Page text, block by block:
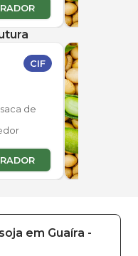
CIF
de
em Guaíra -